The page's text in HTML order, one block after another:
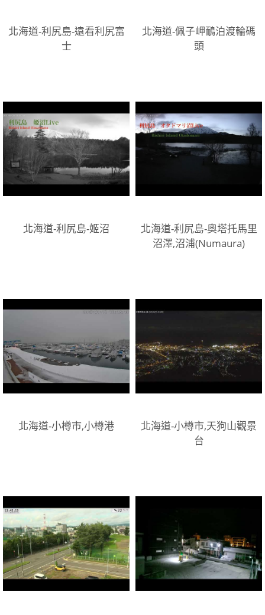
北海道-利尻島-遠看利尻富
士
北海道-佩子岬鴯泊渡輪碼
頭
北海道-利尻島-姬沼
北海道-利尻島-奧塔托馬里
沼澤,沼浦(Numaura)
北海道-小樽市,小樽港
北海道-小樽市,天狗山觀景
台